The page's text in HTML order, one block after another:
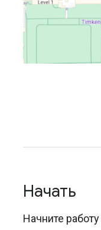
Начать
Начните